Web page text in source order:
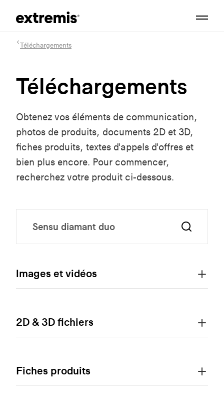
Téléchargements
Téléchargements
Obtenez vos éléments de communication,
photos de produits, documents 2D et 3D,
fiches produits, textes d'appels d'offres et
bien plus encore. Pour commencer,
recherchez votre produit ci-dessous.
Images et vidéos
2D & 3D fichiers
Fiches produits